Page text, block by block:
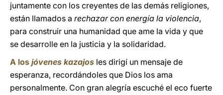
juntamente con los creyentes de las demás religiones,
están llamados a rechazar con energía la violencia,
para construir una humanidad que ame la vida y que
se desarrolle en la justicia y la solidaridad.
A los jóvenes kazajos les dirigí un mensaje de
esperanza, recordándoles que Dios los ama
personalmente. Con gran alegría escuché el eco fuerte